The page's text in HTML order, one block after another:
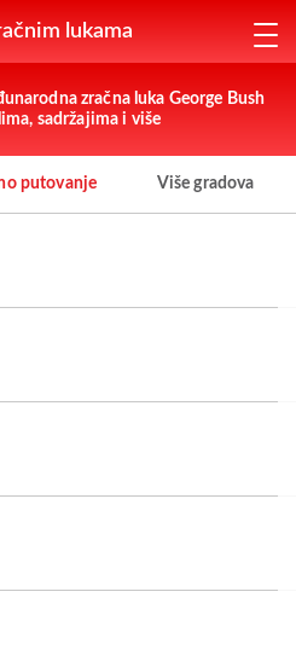
lukama
zračna luka George Bush
sadržajima i više
putovanje Više gradova